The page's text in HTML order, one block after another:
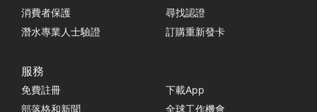
消費者保護
尋找認證
潛水專業人士驗證
訂購重新發卡
服務
免費註冊
下載App
部落格和新聞
全球工作機會